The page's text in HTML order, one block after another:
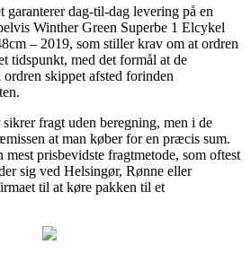
garanterer dag-til-dag levering på en
Winther Green Superbe 1 Elcykel
– 2019, som stiller krav om at ordren
tidspunkt, med det formål at de
skippet afsted forinden
fragt uden beregning, men i de
at man køber for en præcis sum.
prisbevidste fragtmetode, som oftest
sig ved Helsingør, Rønne eller
til at køre pakken til et